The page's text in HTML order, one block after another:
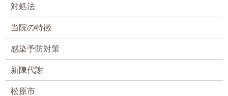
対処法
当院の特徴
感染予防対策
新陳代謝
松原市